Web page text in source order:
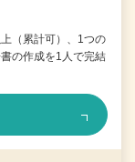
（累計可）、1つの
の作成を1人で完結